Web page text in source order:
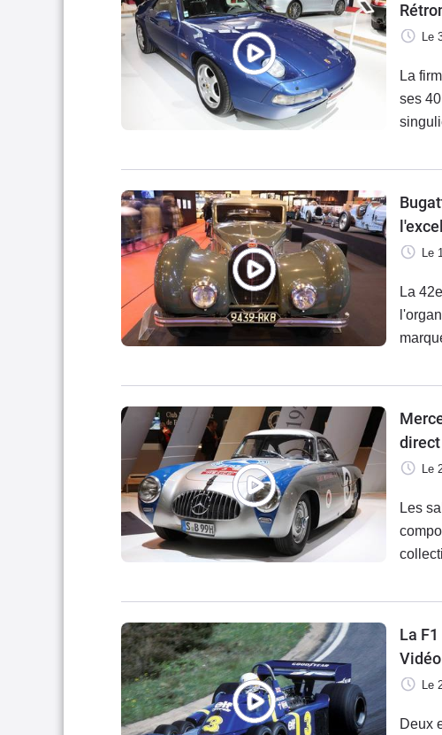
Le
La
ses
2017
Le
La
Le
Les
La
Le
Deux